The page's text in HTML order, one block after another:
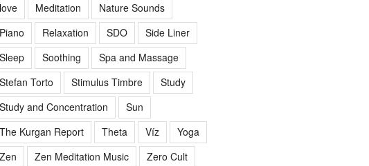
love
Meditation
Nature Sounds
Piano
Relaxation SDO
Side Liner
Sleep
Soothing
Spa and Massage
Stefan Torto
Stimulus Timbre
Study
Study and Concentration
Sun
The Kurgan Report
Theta Víz
Yoga
Zen
Zen Meditation Music Zero Cult